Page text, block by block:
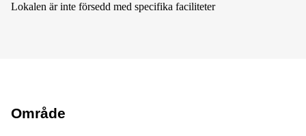
Lokalen är inte försedd med specifika faciliteter
Område